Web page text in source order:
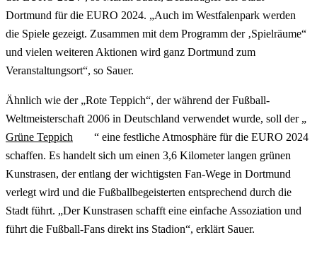
Dortmund für die EURO 2024. „Auch im Westfalenpark werden
die Spiele gezeigt. Zusammen mit dem Programm der ‚Spielräume“
und vielen weiteren Aktionen wird ganz Dortmund zum
Veranstaltungsort“, so Sauer.
Ähnlich wie der „Rote Teppich“, der während der Fußball-
Weltmeisterschaft 2006 in Deutschland verwendet wurde, soll der „
Grüne Teppich
“ eine festliche Atmosphäre für die EURO 2024
schaffen. Es handelt sich um einen 3,6 Kilometer langen grünen
Kunstrasen, der entlang der wichtigsten Fan-Wege in Dortmund
verlegt wird und die Fußballbegeisterten entsprechend durch die
Stadt führt. „Der Kunstrasen schafft eine einfache Assoziation und
führt die Fußball-Fans direkt ins Stadion“, erklärt Sauer.